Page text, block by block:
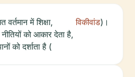
वर्तमान में शिक्षा,
को आकार देता है,
को दर्शाता है (
विकीवांड)।